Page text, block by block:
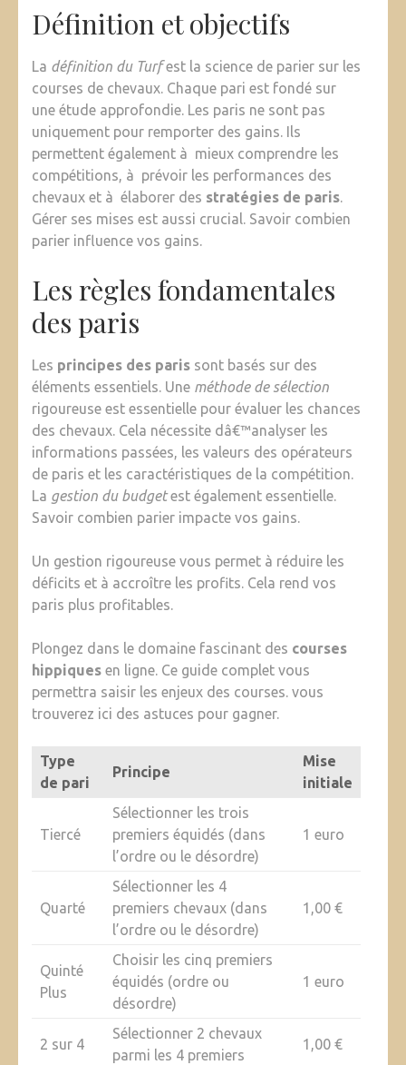
Définition et objectifs
La définition du Turfest la science de parier sur les
courses de chevaux. Chaque pari est fondé sur
une étude approfondie. Les paris ne sont pas
uniquement pour remporter des gains. Ils
permettent également à mieux comprendre les
compétitions, à prévoir les performances des
chevaux et à élaborer des stratégies de paris.
Gérer ses mises est aussi crucial. Savoir combien
parier influence vos gains.
Les règles fondamentales
des paris
Les principes des paris sont basés sur des
éléments essentiels. Une méthode de sélection
rigoureuse est essentielle pour évaluer les chances
des chevaux. Cela nécessite dâ€™analyser les
informations passées, les valeurs des opérateurs
de paris et les caractéristiques de la compétition.
La gestion du budgetest également essentielle.
Savoir combien parier impacte vos gains.
Un gestion rigoureuse vous permet à réduire les
déficits et à accroître les profits. Cela rend vos
paris plus profitables.
Plongez dans le domaine fascinant des courses
hippiques en ligne. Ce guide complet vous
permettra saisir les enjeux des courses. vous
trouverez ici des astuces pour gagner.
Type
de pari
Principe
Mise
initiale
Tiercé
Sélectionner les trois
premiers équidés (dans
l’ordre ou le désordre)
1 euro
Quarté
Sélectionner les 4
premiers chevaux (dans
l’ordre ou le désordre)
1,00 €
Quinté
Plus
Choisir les cinq premiers
équidés (ordre ou
désordre)
1 euro
2 sur 4
Sélectionner 2 chevaux
parmi les 4 premiers
1,00 €